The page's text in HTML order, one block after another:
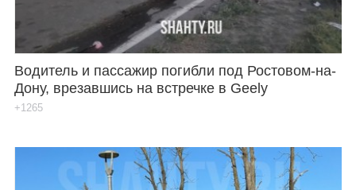
Водитель и пассажир погибли под Ростовом-на-
Дону, врезавшись на встречке в Geely
+1265